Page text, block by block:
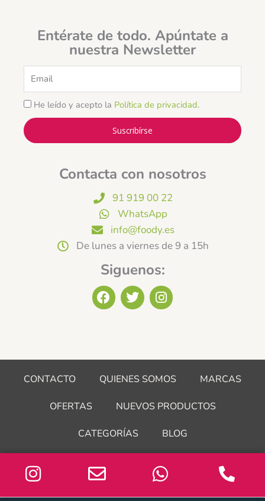
Entérate de todo. Apúntate a
nuestra Newsletter
He leído y acepto la Política de privacidad.
Suscribírse
Contacta con nosotros
91 919 00 22
WhatsApp
info@foody.es
De lunes a viernes de 9 a 15h
Siguenos:
F
a
o
k
T
w
e
I
n
g
a
CONTACTO QUIENES SOMOS MARCAS
OFERTAS NUEVOS PRODUCTOS
CATEGORÍAS BLOG